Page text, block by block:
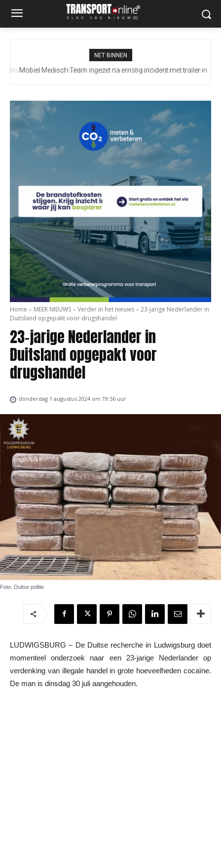
NET BINNEN
Mobiel Medisch Team ingezet na ernstig incident met trailer in
Home MEER NIEUWS Verder in het nieuws
23-jarige Nederlander in
Duitsland opgepakt voor drugshandel
23-jarige Nederlander in
Duitsland opgepakt voor
drugshandel
donderdag 1 augustus 2024 om 19:56 uur
Foto: Duitse politie
LUDWIGSBURG – De Duitse recherche in Ludwigsburg doet
momenteel onderzoek naar een 23-jarige Nederlander op
verdenking van illegale handel in grote hoeveelheden cocaïne.
De man is dinsdag 30 juli aangehouden.